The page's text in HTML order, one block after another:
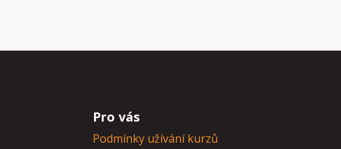
Pro vás
Podmínky užívání kurzů